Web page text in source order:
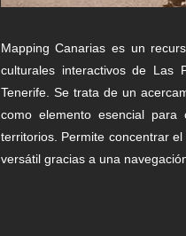
Mapping Canarias es un
culturales interactivos de Las
Tenerife. Se trata de un
como elemento esencial
territorios. Permite concentrar
versátil gracias a una